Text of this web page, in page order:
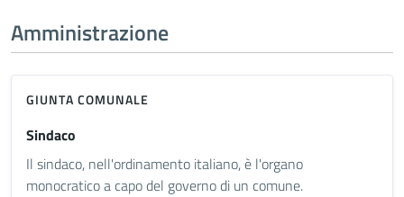
Amministrazione
GIUNTA COMUNALE
Sindaco
Il sindaco, nell'ordinamento italiano, è l'organo
monocratico a capo del governo di un comune.